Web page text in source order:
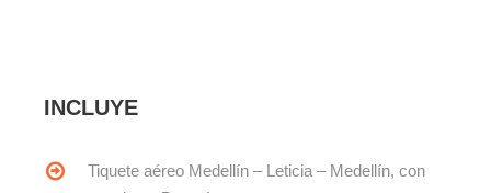
INCLUYE
Tiquete aéreo Medellín – Leticia – Medellín, con